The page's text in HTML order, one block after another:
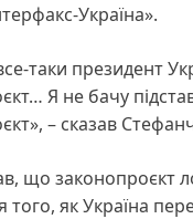
Україна».
таки президент
Я не бачу
– сказав
що законопроєкт
того, як Україна